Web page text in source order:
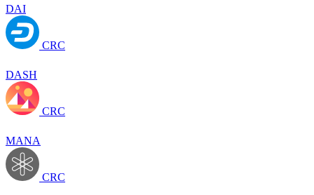
DAI
CRC
DASH
CRC
MANA
CRC